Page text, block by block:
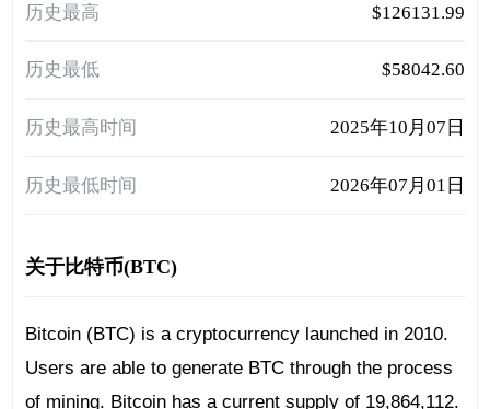
历史最高 $126131.99
历史最低 $58042.60
历史最高时间 2025年10月07日
历史最低时间 2026年07月01日
关于比特币(BTC)
Bitcoin (BTC) is a cryptocurrency launched in 2010.
Users are able to generate BTC through the process
of mining. Bitcoin has a current supply of 19,864,112.